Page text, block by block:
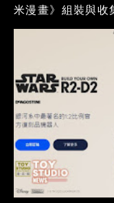
米漫畫》組裝與